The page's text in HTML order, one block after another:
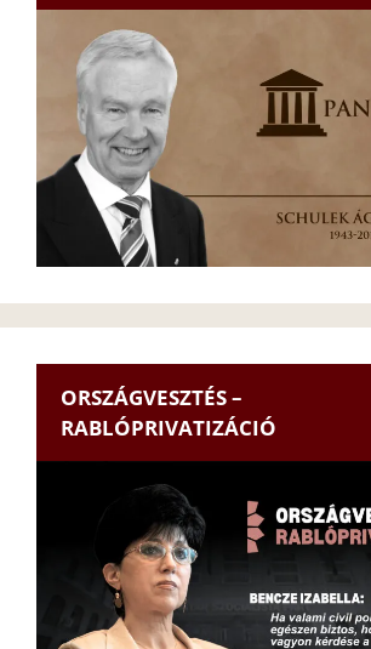
ORSZÁGVESZTÉS –
RABLÓPRIVATIZÁCIÓ